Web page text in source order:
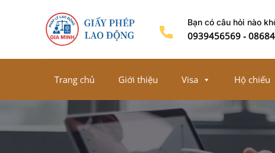
nội
Bạn có câu hỏi nào
0939456569-
Trang chủ Giới thiệu Visa Hộ chiếu